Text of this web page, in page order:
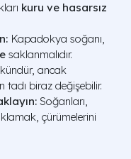
kuru ve hasarsız
Kapadokya soğanı,
saklanmalıdır.
ancak
tadı biraz değişebilir.
Soğanları,
çürümelerini